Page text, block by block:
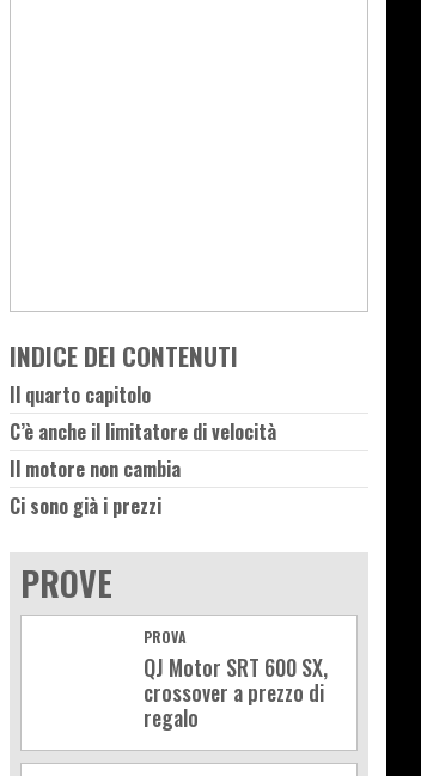
INDICE DEI CONTENUTI
Il quarto capitolo
C’è anche il limitatore di velocità
Il motore non cambia
Ci sono già i prezzi
PROVE
PROVA
QJ Motor SRT 600 SX,
crossover a prezzo di
regalo